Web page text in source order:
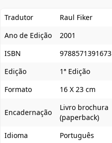
Tradutor
Raul Fiker
Ano de Edição
2001
ISBN
9788571391673
Edição
1ª Edição
Formato
16 X 23 cm
Encadernação
Livro brochura
(paperback)
Idioma
Português